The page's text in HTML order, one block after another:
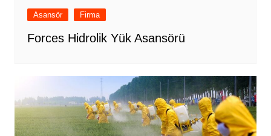
Asansör Firma
Forces Hidrolik Yük Asansörü